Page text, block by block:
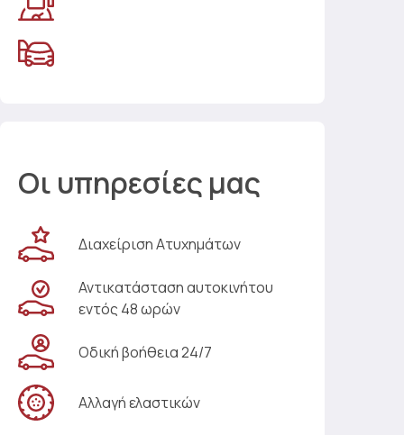
Οι υπηρεσίες μας
Διαχείριση Ατυχημάτων
Αντικατάσταση αυτοκινήτου
εντός 48 ωρών
Οδική βοήθεια 24/7
Αλλαγή ελαστικών